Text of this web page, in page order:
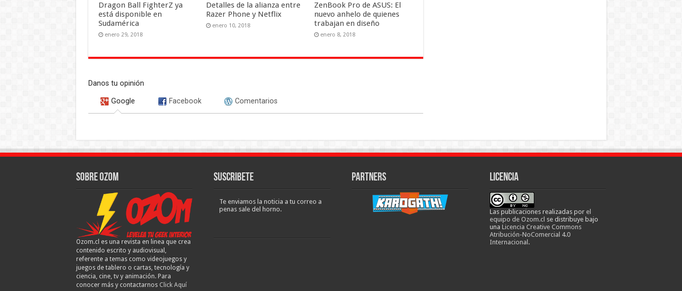
Dragon Ball FighterZ ya
está disponible en
Sudamérica
enero 29, 2018
Detalles de la alianza entre
Razer Phone y Netflix
enero 10, 2018
ZenBook Pro de ASUS: El
nuevo anhelo de quienes
trabajan en diseño
enero 8, 2018
Danos tu opinión
Google Facebook Comentarios
Sobre Ozom
Ozom.cl es una revista en linea que crea
contenido escrito y audiovisual,
referente a temas como videojuegos y
juegos de tablero o cartas, tecnología y
ciencia, cine, tv y animación. Para
conocer más y contactarnos Click Aquí
Suscribete
Te enviamos la noticia a tu correo a
penas sale del horno.
Partners Licencia
Las publicaciones realizadaspor el
equipo de Ozom.cl se distribuye bajo
una Licencia Creative Commons
Atribución-NoComercial 4.0
Internacional .